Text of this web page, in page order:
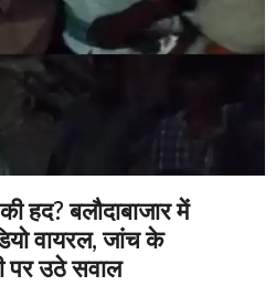
हद? बलौदाबाजार में
वायरल, जांच के
पर उठे सवाल